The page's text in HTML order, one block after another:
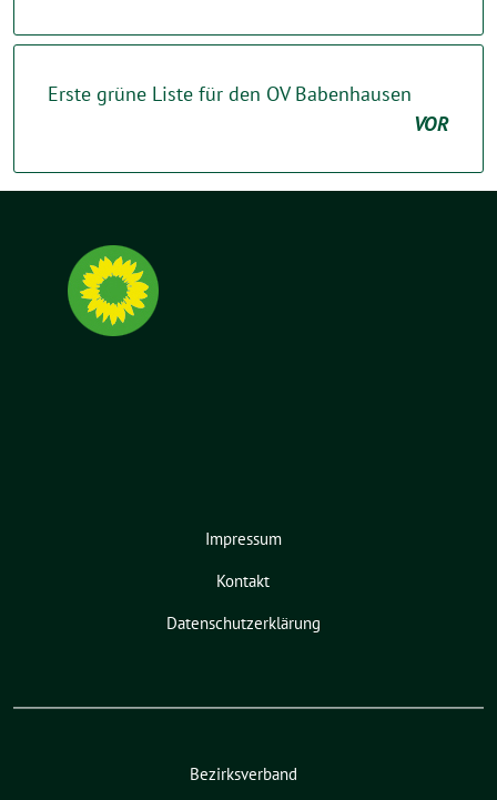
Erste grüne Liste für den OV Babenhausen
VOR
Impressum
Kontakt
Datenschutzerklärung
Bezirksverband